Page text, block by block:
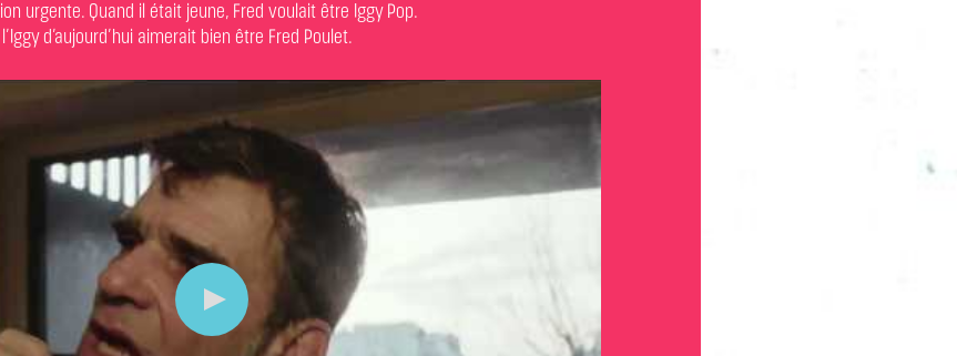
urgente. Quand il était jeune, Fred voulait être Iggy Pop.
d’aujourd’hui aimerait bien être Fred Poulet.